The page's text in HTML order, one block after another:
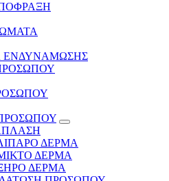
ΕΝΔΥΝΑΜΩΣΗΣ
ΔΕΡΜΑ
ΔΕΡΜΑ
ΔΕΡΜΑ